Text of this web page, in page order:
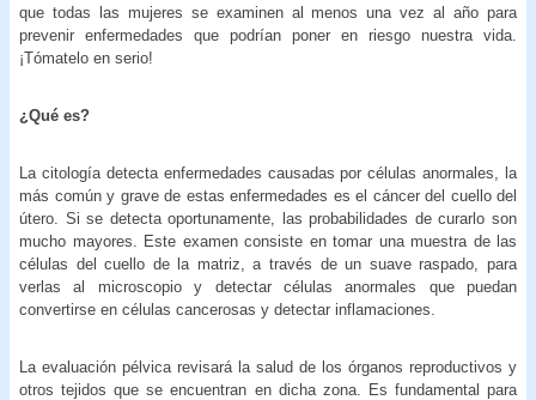
que todas las mujeres se examinen al menos una vez al año para
prevenir enfermedades que podrían poner en riesgo nuestra vida.
¡Tómatelo en serio!
¿Qué es?
La citología detecta enfermedades causadas por células anormales, la
más común y grave de estas enfermedades es el cáncer del cuello del
útero. Si se detecta oportunamente, las probabilidades de curarlo son
mucho mayores. Este examen consiste en tomar una muestra de las
células del cuello de la matriz, a través de un suave raspado, para
verlas al microscopio y detectar células anormales que puedan
convertirse en células cancerosas y detectar inflamaciones.
La evaluación pélvica revisará la salud de los órganos reproductivos y
otros tejidos que se encuentran en dicha zona. Es fundamental para